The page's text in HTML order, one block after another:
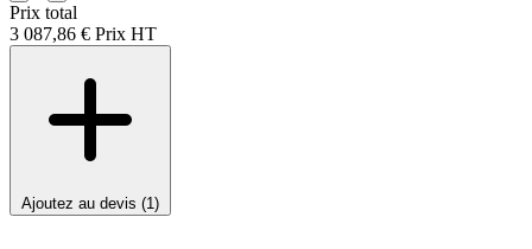
Prix total
3 087,86 € Prix HT
Ajoutez au devis (1)